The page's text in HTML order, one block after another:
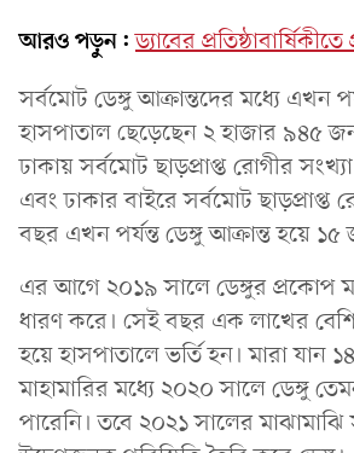
আরও পড়ুন: ড্যাবের প্রতিষ্ঠাবার্ষিকীতে
সর্বমোট ডেঙ্গু আক্রান্তদের মধ্যে এখন
হাসপাতাল ছেড়েছেন ২ হাজার ৯৪৫
ঢাকায় সর্বমোট ছাড়প্রাপ্ত রোগীর
এবং ঢাকার বাইরে সর্বমোট
বছর এখন পর্যন্ত ডেঙ্গু আক্রান্ত হয়ে
এর আগে ২০১৯ সালে ডেঙ্গুর প্রকোপ
ধারণ করে। সেই বছর এক লাখের বেশি
হয়ে হাসপাতালে ভর্তি হন। মারা যান
মাহামারির মধ্যে ২০২০ সালে ডেঙ্গু
পারেনি। তবে ২০২১ সালের